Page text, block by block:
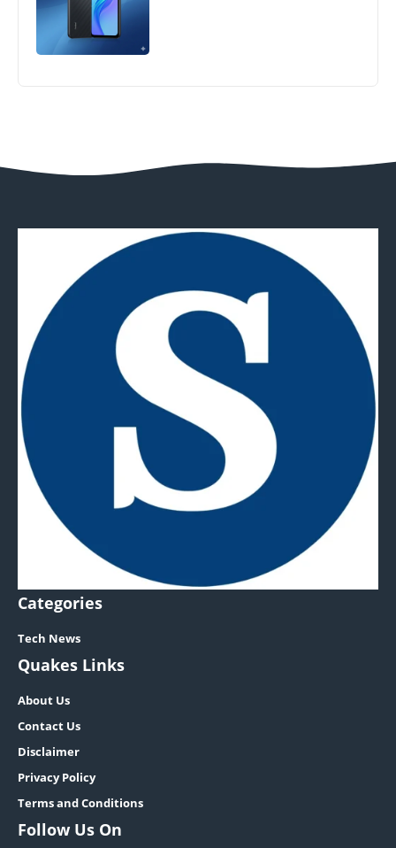
Categories
Tech News
Quakes Links
About Us
Contact Us
Disclaimer
Privacy Policy
Terms and Conditions
Follow Us On